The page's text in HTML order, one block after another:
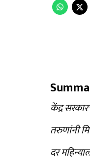
केंद्र
तरुणांनी
दर